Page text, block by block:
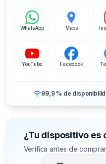
WhatsApp Maps
YouTube Facebook
99,9 % de
¿Tu dispositivo es
Verifica antes de